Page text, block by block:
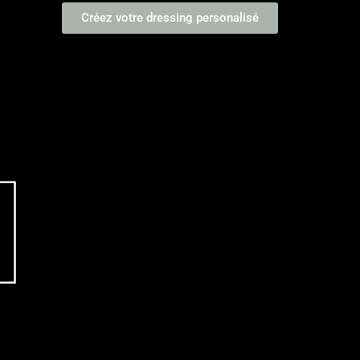
Créez votre dressing personalisé